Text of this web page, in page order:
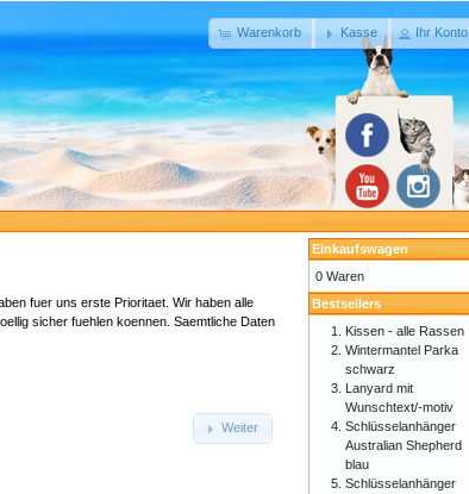
Warenkorb Kasse Ihr Konto
fuer uns erste Prioritaet. Wir haben alle
sicher fuehlen koennen. Saemtliche Daten
Weiter
Einkaufswagen
0 Waren
Bestsellers
Kissen - alle Rassen
Wintermantel Parka
schwarz
Lanyard mit
Wunschtext/-motiv
Schlüsselanhänger
Australian Shepherd
blau
Schlüsselanhänger